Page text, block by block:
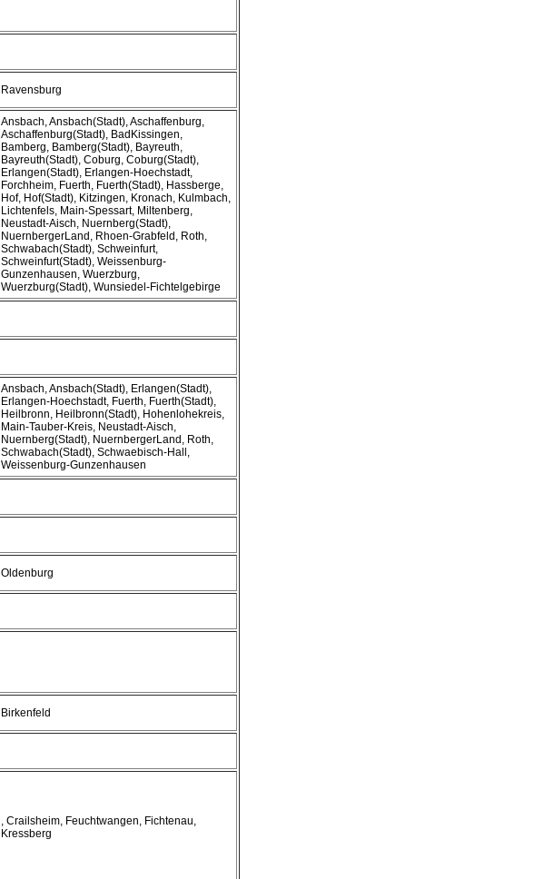
Ravensburg
Ansbach, Ansbach(Stadt), Aschaffenburg,
Aschaffenburg(Stadt), BadKissingen,
Bamberg, Bamberg(Stadt), Bayreuth,
Bayreuth(Stadt), Coburg, Coburg(Stadt),
Erlangen(Stadt), Erlangen-Hoechstadt,
Forchheim, Fuerth, Fuerth(Stadt), Hassberge,
Hof, Hof(Stadt), Kitzingen, Kronach, Kulmbach,
Lichtenfels, Main-Spessart, Miltenberg,
Neustadt-Aisch, Nuernberg(Stadt),
NuernbergerLand, Rhoen-Grabfeld, Roth,
Schwabach(Stadt), Schweinfurt,
Schweinfurt(Stadt), Weissenburg-
Gunzenhausen, Wuerzburg,
Wuerzburg(Stadt), Wunsiedel-Fichtelgebirge
Ansbach, Ansbach(Stadt), Erlangen(Stadt),
Erlangen-Hoechstadt, Fuerth, Fuerth(Stadt),
Heilbronn, Heilbronn(Stadt), Hohenlohekreis,
Main-Tauber-Kreis, Neustadt-Aisch,
Nuernberg(Stadt), NuernbergerLand, Roth,
Schwabach(Stadt), Schwaebisch-Hall,
Weissenburg-Gunzenhausen
Oldenburg
Birkenfeld
, Crailsheim, Feuchtwangen, Fichtenau,
Kressberg